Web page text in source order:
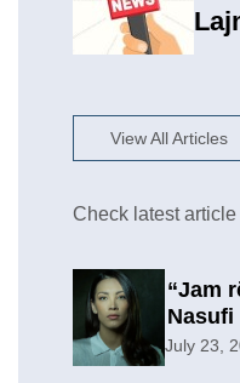
View All Articles
Check latest
“Jam
për
July 23,